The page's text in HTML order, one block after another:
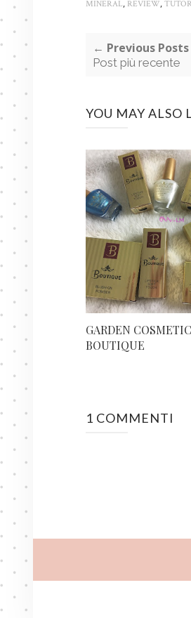
MINERAL, REVIEW,
← Previous Posts
Post più recente
YOU MAY ALSO
GARDEN
BOUTIQUE
1 COMMENTI